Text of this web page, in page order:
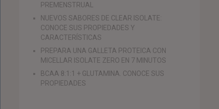
PREMENSTRUAL
NUEVOS SABORES DE CLEAR ISOLATE:
CONOCE SUS PROPIEDADES Y
CARACTERÍSTICAS
PREPARA UNA GALLETA PROTEICA CON
MICELLAR ISOLATE ZERO EN 7 MINUTOS
BCAA 8:1:1 + GLUTAMINA. CONOCE SUS
PROPIEDADES